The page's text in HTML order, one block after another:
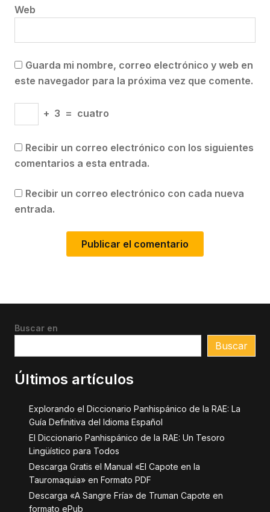
Web
Guarda mi nombre, correo electrónico y web en
este navegador para la próxima vez que comente.
+ 3 = cuatro
Recibir un correo electrónico con los siguientes
comentarios a esta entrada.
Recibir un correo electrónico con cada nueva
entrada.
Buscar en
Buscar
Últimos artículos
Explorando el Diccionario Panhispánico de la RAE: La
Guía Definitiva del Idioma Español
El Diccionario Panhispánico de la RAE: Un Tesoro
Lingüístico para Todos
Descarga Gratis el Manual «El Capote en la
Tauromaquia» en Formato PDF
Descarga «A Sangre Fría» de Truman Capote en
formato ePub